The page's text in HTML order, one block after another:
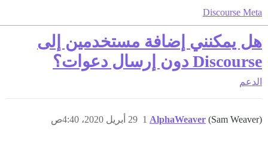
Discourse Meta
هل يمكنني إضافة مستخدمين إلى
Discourse دون إرسال دعوات؟
الدعم
AlphaWeaver (Sam Weaver) 29 أبريل 2020، 4:40ص 1